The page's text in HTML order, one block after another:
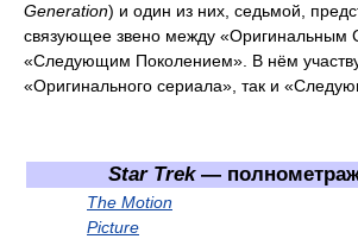
Generation) и один из них, седьмой,
связующее звено между «Оригинальным
«Следующим Поколением». В нём
«Оригинального сериала», так и
Star Trek—
The Motion
Picture